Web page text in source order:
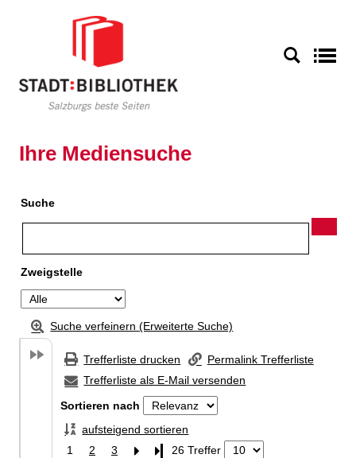
Ihre Mediensuche
Suche
Zweigstelle
Suche verfeinern (Erweiterte Suche)
Trefferliste drucken
Permalink Trefferliste
Trefferliste als E-Mail versenden
Sortieren nach
aufsteigend sortieren
1
2 3 Letzte Seite
26 Treffer